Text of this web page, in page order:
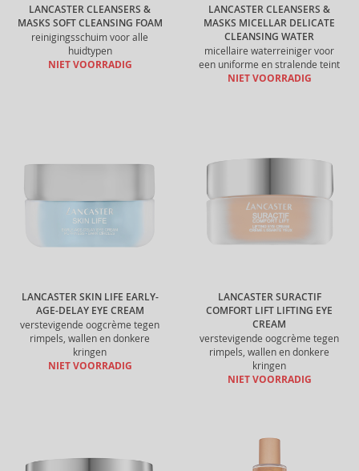
LANCASTER CLEANSERS &
MASKS SOFT CLEANSING FOAM
reinigingsschuim voor alle
huidtypen
NIET VOORRADIG
LANCASTER CLEANSERS &
MASKS MICELLAR DELICATE
CLEANSING WATER
micellaire waterreiniger voor
een uniforme en stralende teint
NIET VOORRADIG
LANCASTER SKIN LIFE EARLY-
AGE-DELAY EYE CREAM
verstevigende oogcrème tegen
rimpels, wallen en donkere
kringen
NIET VOORRADIG
LANCASTER SURACTIF
COMFORT LIFT LIFTING EYE
CREAM
verstevigende oogcrème tegen
rimpels, wallen en donkere
kringen
NIET VOORRADIG